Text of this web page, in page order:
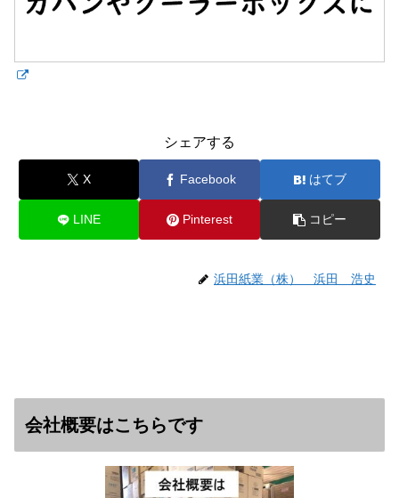
シェアする
X Facebook はてブ
LINE Pinterest コピー
浜田紙業（株） 浜田 浩史
会社概要はこちらです